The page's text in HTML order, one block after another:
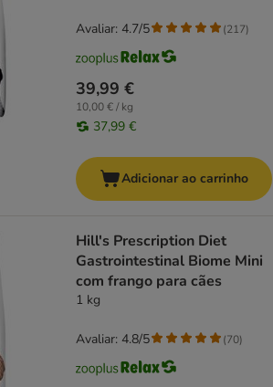
39,99 €
10,00 € / kg
37,99 €
Avaliar: 4.7/5 (217)
Adicionar ao carrinho
Hill's Prescription Diet
Gastrointestinal Biome Mini
com frango para cães
1 kg
Avaliar: 4.8/5 (70)